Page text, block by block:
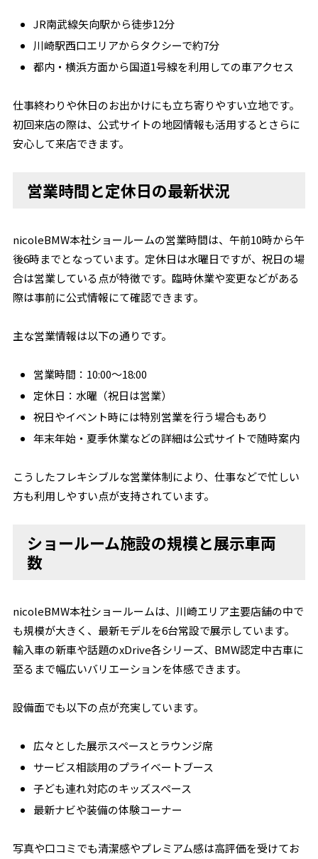
JR南武線矢向駅から徒歩12分
川崎駅西口エリアからタクシーで約7分
都内・横浜方面から国道1号線を利用しての車アクセス
仕事終わりや休日のお出かけにも立ち寄りやすい立地です。
初回来店の際は、公式サイトの地図情報も活用するとさらに
安心して来店できます。
営業時間と定休日の最新状況
nicoleBMW本社ショールームの営業時間は、午前10時から午
後6時までとなっています。定休日は水曜日ですが、祝日の場
合は営業している点が特徴です。臨時休業や変更などがある
際は事前に公式情報にて確認できます。
主な営業情報は以下の通りです。
営業時間：10:00～18:00
定休日：水曜（祝日は営業）
祝日やイベント時には特別営業を行う場合もあり
年末年始・夏季休業などの詳細は公式サイトで随時案内
こうしたフレキシブルな営業体制により、仕事などで忙しい
方も利用しやすい点が支持されています。
ショールーム施設の規模と展示車両
数
nicoleBMW本社ショールームは、川崎エリア主要店舗の中で
も規模が大きく、最新モデルを6台常設で展示しています。
輸入車の新車や話題のxDrive各シリーズ、BMW認定中古車に
至るまで幅広いバリエーションを体感できます。
設備面でも以下の点が充実しています。
広々とした展示スペースとラウンジ席
サービス相談用のプライベートブース
子ども連れ対応のキッズスペース
最新ナビや装備の体験コーナー
写真や口コミでも清潔感やプレミアム感は高評価を受けてお